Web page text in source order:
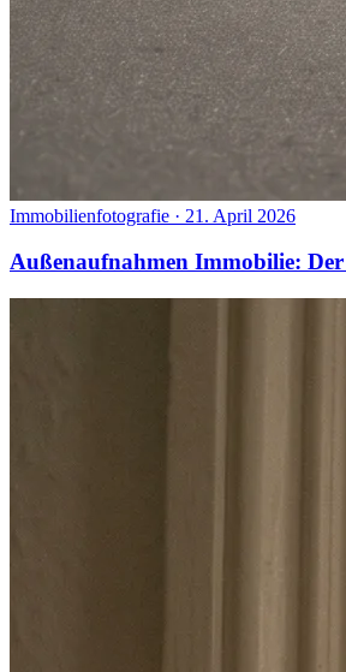
Immobilienfotografie · 21. April 2026
Außenaufnahmen Immobilie: